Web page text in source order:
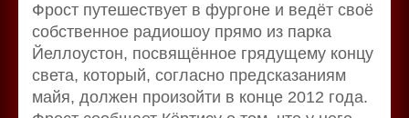
Фрост путешествует в фургоне и ведёт своё
собственное радиошоу прямо из парка
Йеллоустон, посвящённое грядущему концу
света, который, согласно предсказаниям
майя, должен произойти в конце 2012 года.